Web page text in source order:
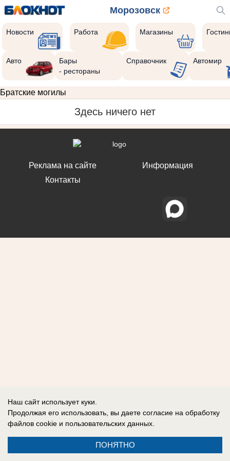
Морозовск
Новости Работа Магазины
Авто
Бары
- рестораны
Справочник Автомир
Братские могилы
Здесь ничего нет
Реклама на сайте
Контакты
Информация
Наш сайт использует куки.
Продолжая его использовать, вы даете согласие на обработку
файлов cookie и пользовательских данных.
ПОНЯТНО